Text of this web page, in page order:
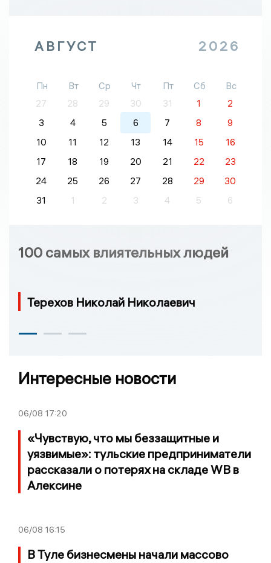
АВГУСТ 2026
Пн Вт Ср Чт Пт Сб
Вс
27
28 29 30 31 1
2
3
4 5 6 7 8
9
10
11 12 13 14 15
16
17
18 19 20 21 22
23
24
25 26 27 28 29
30
31
1 2 3 4 5 6
100 самых влиятельных людей
Терехов Николай Николаевич
Интересные новости
06/08 17:20
«Чувствую, что мы беззащитные и
уязвимые»: тульские предприниматели
рассказали о потерях на складе WB в
Алексине
06/08 16:15
В Туле бизнесмены начали массово